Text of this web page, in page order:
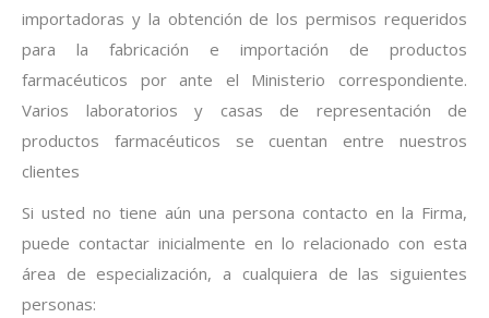
importadoras y la obtención de los permisos requeridos
para la fabricación e importación de productos
farmacéuticos por ante el Ministerio correspondiente.
Varios laboratorios y casas de representación de
productos farmacéuticos se cuentan entre nuestros
clientes
Si usted no tiene aún una persona contacto en la Firma,
puede contactar inicialmente en lo relacionado con esta
área de especialización, a cualquiera de las siguientes
personas: